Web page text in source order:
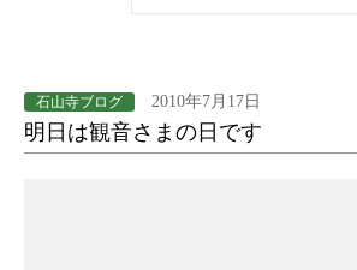
石山寺ブログ 2010年7月17日
明日は観音さまの日です